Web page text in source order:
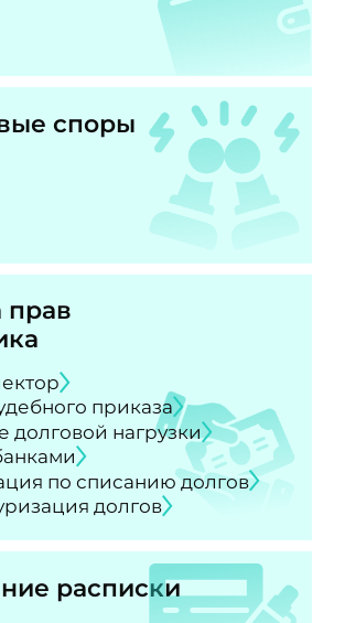
споры
прав
приказа
долговой нагрузки
по списанию долгов
долгов
расписки